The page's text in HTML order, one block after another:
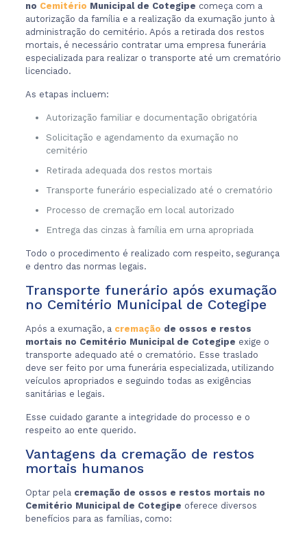
no Cemitério Municipal de Cotegipe começa com a
autorização da família e a realização da exumação junto à
administração do cemitério. Após a retirada dos restos
mortais, é necessário contratar uma empresa funerária
especializada para realizar o transporte até um crematório
licenciado.
As etapas incluem:
Autorização familiar e documentação obrigatória
Solicitação e agendamento da exumação no
cemitério
Retirada adequada dos restos mortais
Transporte funerário especializado até o crematório
Processo de cremação em local autorizado
Entrega das cinzas à família em urna apropriada
Todo o procedimento é realizado com respeito, segurança
e dentro das normas legais.
Transporte funerário após exumação
no Cemitério Municipal de Cotegipe
Após a exumação, a cremação de ossos e restos
mortais no Cemitério Municipal de Cotegipe exige o
transporte adequado até o crematório. Esse traslado
deve ser feito por uma funerária especializada, utilizando
veículos apropriados e seguindo todas as exigências
sanitárias e legais.
Esse cuidado garante a integridade do processo e o
respeito ao ente querido.
Vantagens da cremação de restos
mortais humanos
Optar pela cremação de ossos e restos mortais no
Cemitério Municipal de Cotegipe oferece diversos
benefícios para as famílias, como: